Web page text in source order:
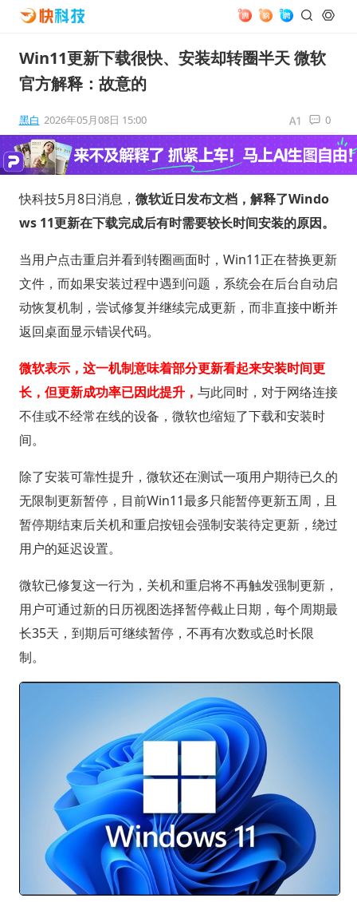
Win11更新下载很快、安装却转圈半天 微软
官方解释：故意的
黑白 2026年05月08日 15:00 0
快科技5月8日消息， 微软近日发布文档，解释了Windo
ws 11更新在下载完成后有时需要较长时间安装的原因。
当用户点击重启并看到转圈画面时，Win11正在替换更新
文件，而如果安装过程中遇到问题，系统会在后台自动启
动恢复机制，尝试修复并继续完成更新，而非直接中断并
返回桌面显示错误代码。
微软表示，这一机制意味着部分更新看起来安装时间更
长，但更新成功率已因此提升， 与此同时，对于网络连接
不佳或不经常在线的设备，微软也缩短了下载和安装时
间。
除了安装可靠性提升，微软还在测试一项用户期待已久的
无限制更新暂停，目前Win11最多只能暂停更新五周，且
暂停期结束后关机和重启按钮会强制安装待定更新，绕过
用户的延迟设置。
微软已修复这一行为，关机和重启将不再触发强制更新，
用户可通过新的日历视图选择暂停截止日期，每个周期最
长35天，到期后可继续暂停，不再有次数或总时长限
制。